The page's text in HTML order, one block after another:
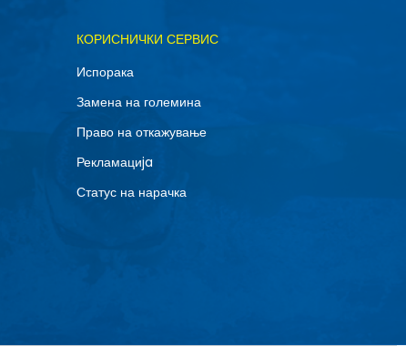
КОРИСНИЧКИ СЕРВИС
Испорака
Замена на големина
Право на откажување
Рекламациja
Статус на нарачка